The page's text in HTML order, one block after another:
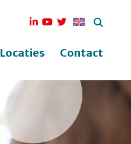
Locaties Contact